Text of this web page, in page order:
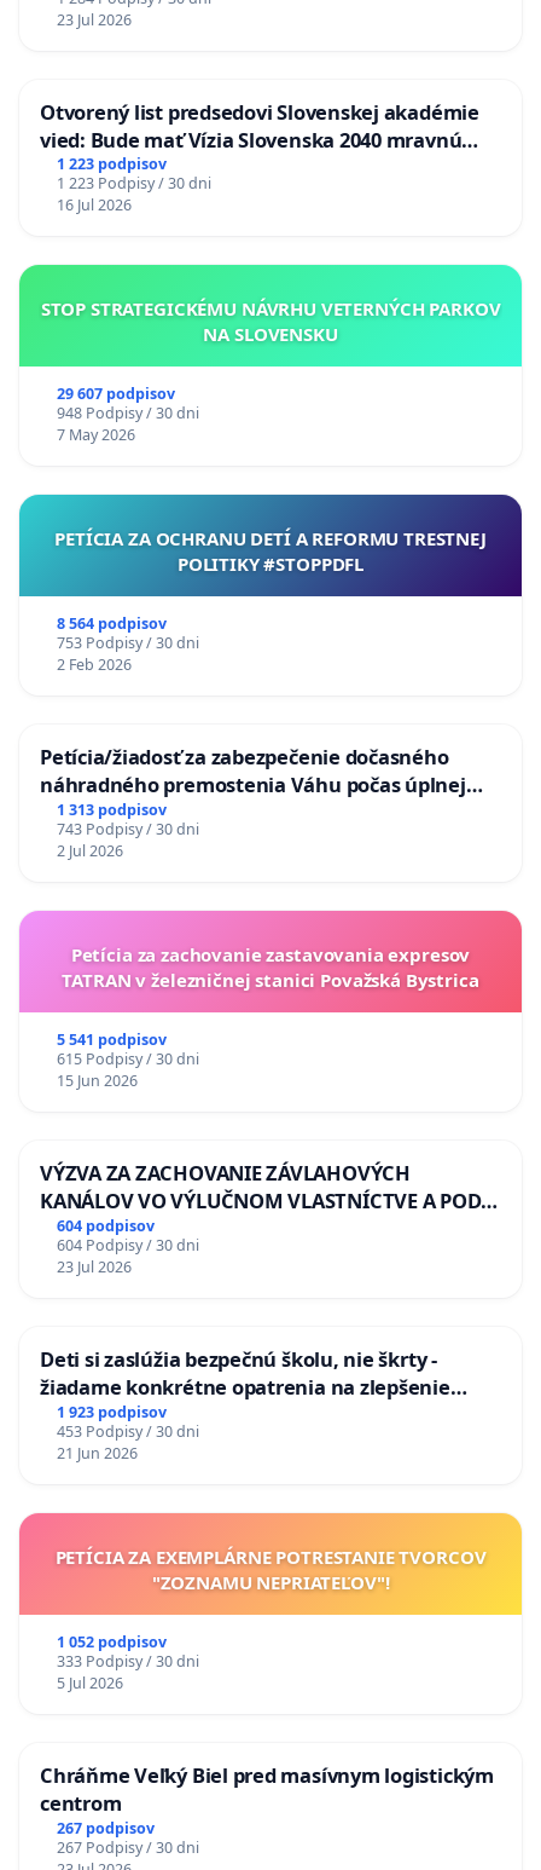
23 Jul 2026
Otvorený list predsedovi Slovenskej akadémie
vied: Bude mať Vízia Slovenska 2040 mravnú
chrbticu?
1 223 podpisov
1 223 Podpisy / 30 dni
16 Jul 2026
STOP STRATEGICKÉMU NÁVRHU VETERNÝCH PARKOV
NA SLOVENSKU
29 607 podpisov
948 Podpisy / 30 dni
7 May 2026
PETÍCIA ZA OCHRANU DETÍ A REFORMU TRESTNEJ
POLITIKY #STOPPDFL
8 564 podpisov
753 Podpisy / 30 dni
2 Feb 2026
Petícia/žiadosť za zabezpečenie dočasného
náhradného premostenia Váhu počas úplnej
uzávery Vážskeho mosta v Komárne
1 313 podpisov
743 Podpisy / 30 dni
2 Jul 2026
Petícia za zachovanie zastavovania expresov
TATRAN v železničnej stanici Považská Bystrica
5 541 podpisov
615 Podpisy / 30 dni
15 Jun 2026
VÝZVA ZA ZACHOVANIE ZÁVLAHOVÝCH
KANÁLOV VO VÝLUČNOM VLASTNÍCTVE A POD
KONTROLOU SLOVENSKEJ REPUBLIKY & žiadosť
na riešenie zanedbaného stavu závlahových a
odvodňovacích kanálov na Slovensku
604 podpisov
604 Podpisy / 30 dni
23 Jul 2026
Deti si zaslúžia bezpečnú školu, nie škrty -
žiadame konkrétne opatrenia na zlepšenie
situácie v školstve
1 923 podpisov
453 Podpisy / 30 dni
21 Jun 2026
PETÍCIA ZA EXEMPLÁRNE POTRESTANIE TVORCOV
"ZOZNAMU NEPRIATEĽOV"!
1 052 podpisov
333 Podpisy / 30 dni
5 Jul 2026
Chráňme Veľký Biel pred masívnym logistickým
centrom
267 podpisov
267 Podpisy / 30 dni